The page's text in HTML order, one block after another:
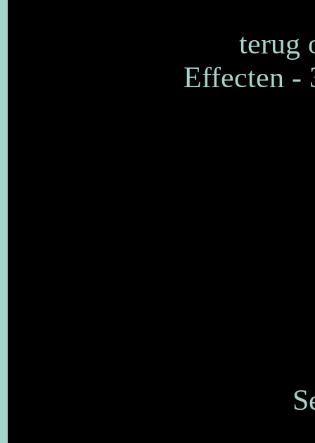
terug
Effecten -